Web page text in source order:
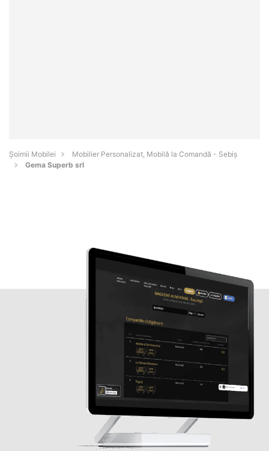
Șoimii Mobilei
Mobilier Personalizat, Mobilă la Comandă - Sebiş
Gema Superb srl